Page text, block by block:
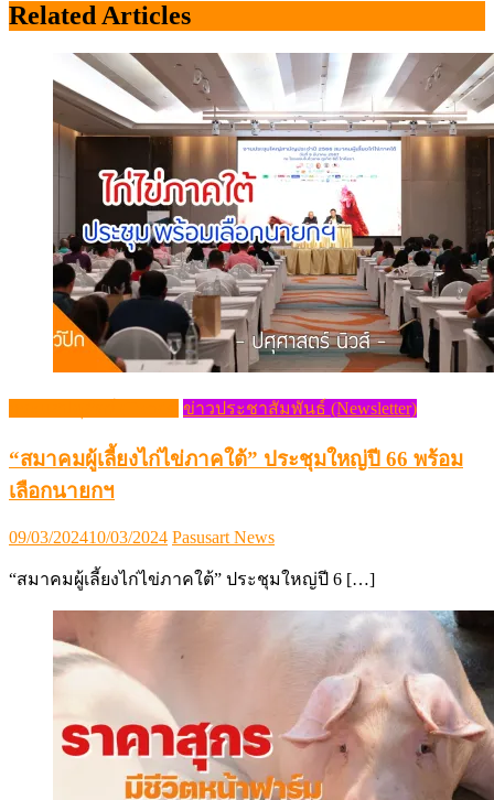
Related Articles
ข่าวประชาสัมพันธ์ (Newsletter)
“สมาคมผู้เลี้ยงไก่ไข่ภาคใต้” ประชุมใหญ่ปี 66 พร้อม
เลือกนายกฯ
Posted
09/03/202410/03/2024 Author
Pasusart News
“สมาคมผู้เลี้ยงไก่ไข่ภาคใต้” ประชุมใหญ่ปี 6 […]